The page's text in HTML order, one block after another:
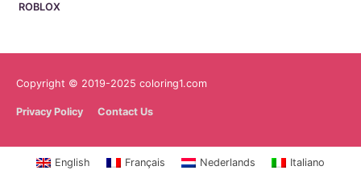
ROBLOX
Copyright © 2019-2025 coloring1.com
Privacy Policy Contact Us
English Français Nederlands Italiano